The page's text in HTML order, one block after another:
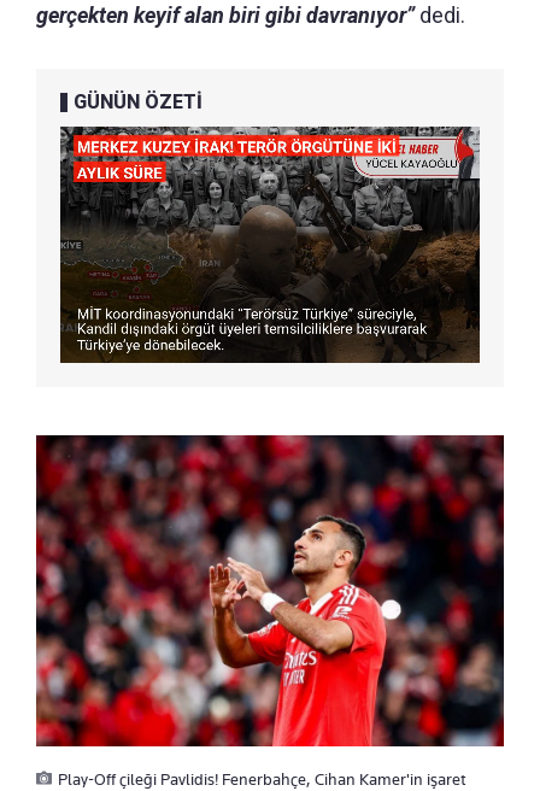
gerçekten keyif alan biri gibi davranıyor”dedi.
GÜNÜN ÖZETİ
Play-Off çileği Pavlidis! Fenerbahçe, Cihan Kamer'in işaret